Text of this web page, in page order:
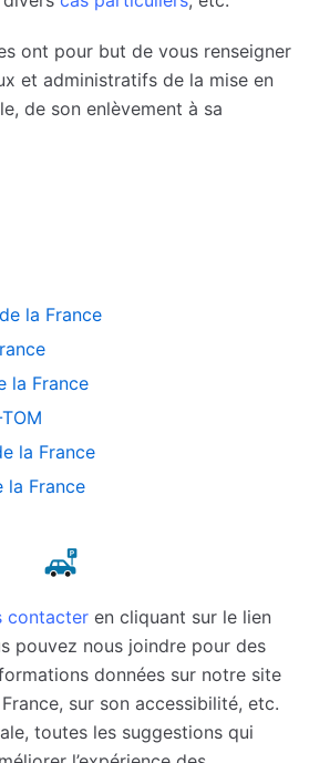
ont pour but de vous renseigner
et administratifs de la mise en
de son enlèvement à sa
la France
la France
la France
la France
contacter en cliquant sur le lien
pouvez nous joindre pour des
données sur notre site
sur son accessibilité, etc.
toutes les suggestions qui